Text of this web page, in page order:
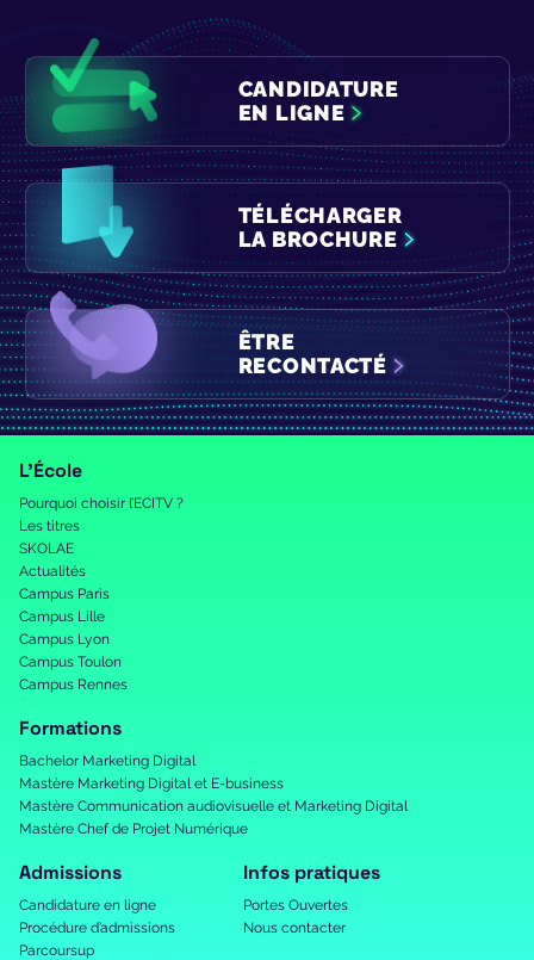
CANDIDATURE
EN LIGNE
TÉLÉCHARGER
LA BROCHURE
ÊTRE
RECONTACTÉ
L’École
Pourquoi choisir l’ECITV ?
Les titres
SKOLAE
Actualités
Campus Paris
Campus Lille
Campus Lyon
Campus Toulon
Campus Rennes
Formations
Bachelor Marketing Digital
Mastère Marketing Digital et E-business
Mastère Communication audiovisuelle et Marketing Digital
Mastère Chef de Projet Numérique
Admissions
Candidature en ligne
Procédure d’admissions
Parcoursup
Infos pratiques
Portes Ouvertes
Nous contacter